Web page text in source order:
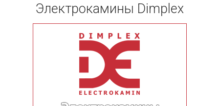
Электрокамины Dimplex